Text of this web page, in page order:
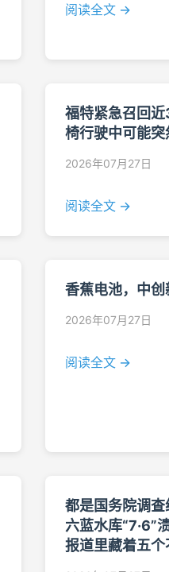
阅读全文 →
福特紧急召回
椅行驶中可能突
2026年07月27日
阅读全文 →
香蕉电池，中
2026年07月27日
阅读全文 →
都是国务院调
六蓝水库“7·6”
报道里藏着五个